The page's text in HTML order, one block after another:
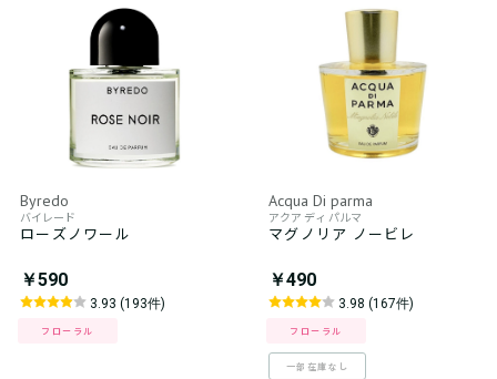
Byredo
バイレード
ローズノワール
￥590
3.93 (193件)
フローラル
Acqua Di parma
アクア ディ パルマ
マグノリア ノービレ
￥490
3.98 (167件)
フローラル
一部在庫なし